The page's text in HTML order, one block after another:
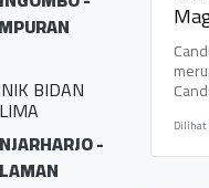
BIDAN
-
Dilihat